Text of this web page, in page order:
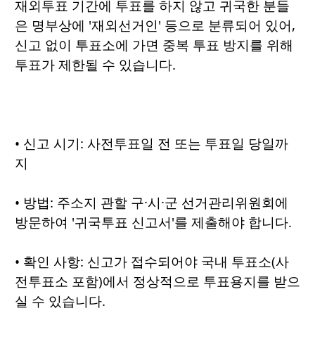
재외투표 기간에 투표를 하지 않고 귀국한 분들
은 명부상에 '재외선거인' 등으로 분류되어 있어,
신고 없이 투표소에 가면 중복 투표 방지를 위해
투표가 제한될 수 있습니다.
• 신고 시기: 사전투표일 전 또는 투표일 당일까
지
• 방법: 주소지 관할 구·시·군 선거관리위원회에
방문하여 '귀국투표 신고서'를 제출해야 합니다.
• 확인 사항: 신고가 접수되어야 국내 투표소(사
전투표소 포함)에서 정상적으로 투표용지를 받으
실 수 있습니다.